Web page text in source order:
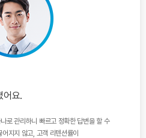
어요.
로 관리하니 빠르고 정확한 답변을 할 수
지지 않고, 고객 리텐션률이